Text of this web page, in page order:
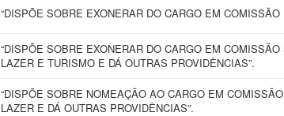
“DISPÕE SOBRE EXONERAR DO CARGO EM
“DISPÕE SOBRE EXONERAR DO CARGO EM
LAZER E TURISMO E DÁ OUTRAS PROVIDÊNCIAS”.
“DISPÕE SOBRE NOMEAÇÃO AO CARGO EM
LAZER E DÁ OUTRAS PROVIDÊNCIAS”.